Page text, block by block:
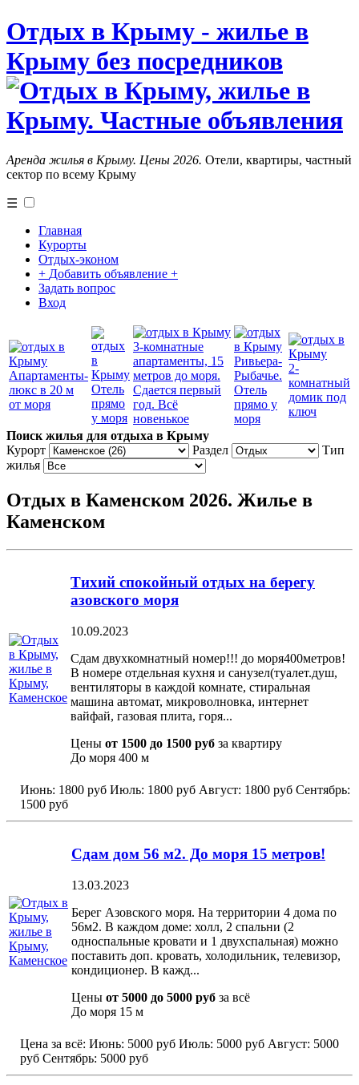
Отдых в Крыму - жилье в
Крыму без посредников
Аренда жилья в Крыму. Цены 2026. Отели, квартиры, частный
сектор по всему Крыму
☰
Главная
Курорты
Отдых-эконом
+ Добавить объявление +
Задать вопрос
Вход
Апартаменты-
люкс в 20 м
от моря
Отель
прямо
у моря
3-комнатные
апартаменты, 15
метров до моря.
Сдается первый
год. Всё
новенькое
Ривьера-
Рыбачье.
Отель
прямо у
моря
2-
комнатный
домик под
ключ
Поиск жилья для отдыха в Крыму
Курорт
Раздел
Тип
жилья
Отдых в Каменском 2026. Жилье в
Каменском
Тихий спокойный отдых на берегу
азовского моря
10.09.2023
Сдам двухкомнатный номер!!! до моря400метров!
В номере отдельная кухня и санузел(туалет.душ,
вентиляторы в каждой комнате, стиральная
машина автомат, микроволновка, интернет
вайфай, газовая плита, горя...
Цены от 1500 до 1500 руб за квартиру
До моря 400 м
Июнь: 1800 руб Июль: 1800 руб Август: 1800 руб Сентябрь:
1500 руб
Сдам дом 56 м2. До моря 15 метров!
13.03.2023
Берег Азовского моря. На территории 4 дома по
56м2. В каждом доме: холл, 2 спальни (2
односпальные кровати и 1 двухспальная) можно
поставить доп. кровать, холодильник, телевизор,
кондиционер. В кажд...
Цены от 5000 до 5000 руб за всё
До моря 15 м
Цена за всё: Июнь: 5000 руб Июль: 5000 руб Август: 5000
руб Сентябрь: 5000 руб